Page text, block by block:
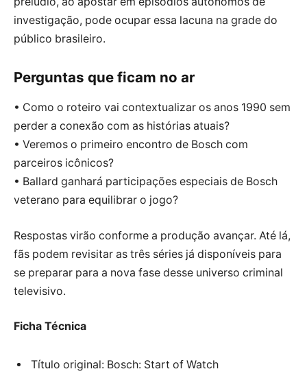
investigação, pode ocupar essa lacuna na grade do
público brasileiro.
Perguntas que ficam no ar
• Como o roteiro vai contextualizar os anos 1990 sem
perder a conexão com as histórias atuais?
• Veremos o primeiro encontro de Bosch com
parceiros icônicos?
• Ballard ganhará participações especiais de Bosch
veterano para equilibrar o jogo?
Respostas virão conforme a produção avançar. Até lá,
fãs podem revisitar as três séries já disponíveis para
se preparar para a nova fase desse universo criminal
televisivo.
Ficha Técnica
Título original: Bosch: Start of Watch